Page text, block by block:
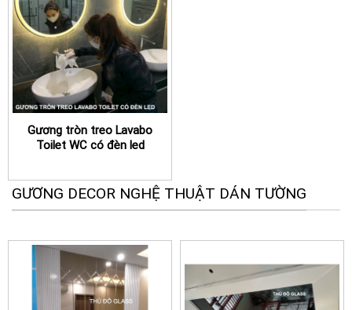
Gương tròn treo Lavabo
Toilet WC có đèn led
GƯƠNG DECOR NGHỆ THUẬT DÁN TƯỜNG